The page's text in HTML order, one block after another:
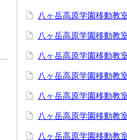
八ヶ岳高原学園移動教
八ヶ岳高原学園移動教
八ヶ岳高原学園移動教
八ヶ岳高原学園移動教
八ヶ岳高原学園移動教
八ヶ岳高原学園移動教
八ヶ岳高原学園移動教